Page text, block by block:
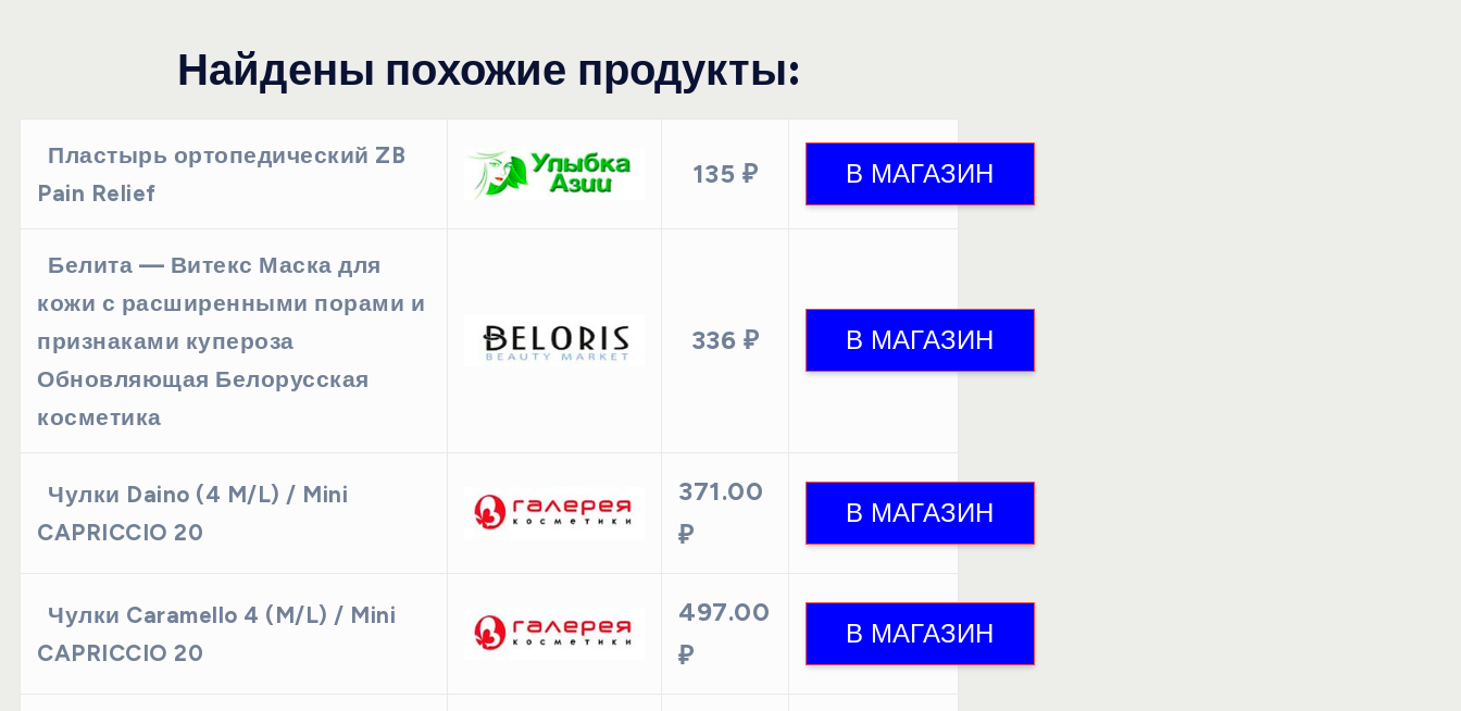
Найдены похожие продукты:
Пластырь ортопедический ZB
Pain Relief
135 ₽
Белита — Витекс Маска для
кожи с расширенными порами и
признаками купероза
Обновляющая Белорусская
косметика
336 ₽
Чулки Daino (4 M/L) / Mini
CAPRICCIO 20
371.00
₽
Чулки Caramello 4 (M/L) / Mini
CAPRICCIO 20
497.00
₽